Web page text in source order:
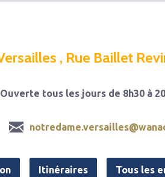
, Rue Baillet
Ouverte tous les jours de 8h30 à
Itinéraires Tous les